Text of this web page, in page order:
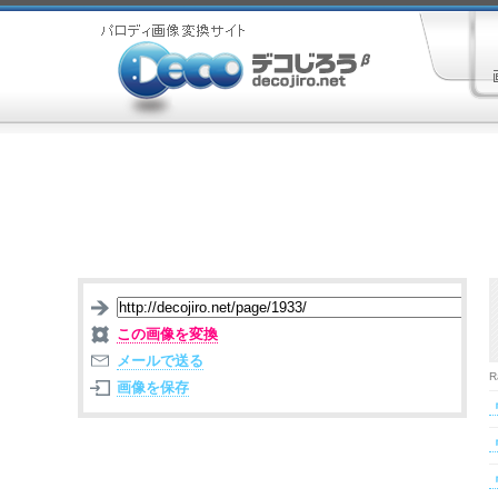
この画像を変換
メールで送る
画像を保存